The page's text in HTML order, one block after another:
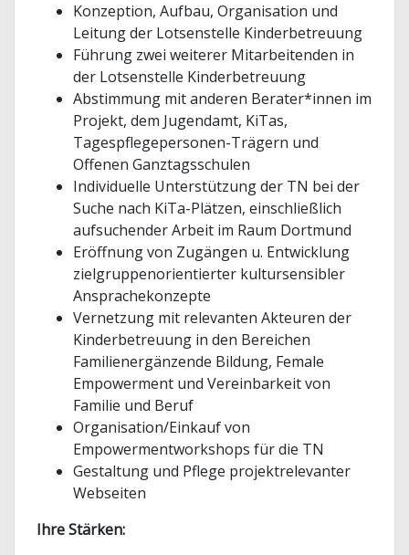
Konzeption, Aufbau, Organisation und
Leitung der Lotsenstelle Kinderbetreuung
Führung zwei weiterer Mitarbeitenden in
der Lotsenstelle Kinderbetreuung
Abstimmung mit anderen Berater*innen im
Projekt, dem Jugendamt, KiTas,
Tagespflegepersonen-Trägern und
Offenen Ganztagsschulen
Individuelle Unterstützung der TN bei der
Suche nach KiTa-Plätzen, einschließlich
aufsuchender Arbeit im Raum Dortmund
Eröffnung von Zugängen u. Entwicklung
zielgruppenorientierter kultursensibler
Ansprachekonzepte
Vernetzung mit relevanten Akteuren der
Kinderbetreuung in den Bereichen
Familienergänzende Bildung, Female
Empowerment und Vereinbarkeit von
Familie und Beruf
Organisation/Einkauf von
Empowermentworkshops für die TN
Gestaltung und Pflege projektrelevanter
Webseiten
Ihre Stärken: